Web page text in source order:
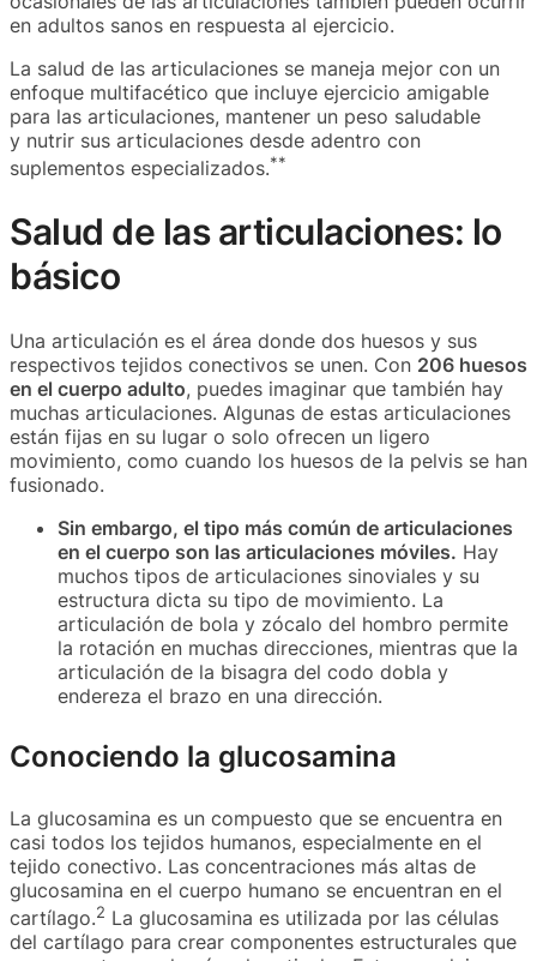
en adultos sanos en respuesta al ejercicio.
La salud de las articulaciones se maneja mejor con un
enfoque multifacético que incluye ejercicio amigable
para las articulaciones, mantener un peso saludable
y nutrir sus articulaciones desde adentro con
suplementos especializados.**
Salud de las articulaciones: lo
básico
Una articulación es el área donde dos huesos y sus
respectivos tejidos conectivos se unen. Con 206 huesos
en el cuerpo adulto, puedes imaginar que también hay
muchas articulaciones. Algunas de estas articulaciones
están fijas en su lugar o solo ofrecen un ligero
movimiento, como cuando los huesos de la pelvis se han
fusionado.
Sin embargo, el tipo más común de articulaciones
en el cuerpo son las articulaciones móviles. Hay
muchos tipos de articulaciones sinoviales y su
estructura dicta su tipo de movimiento. La
articulación de bola y zócalo del hombro permite
la rotación en muchas direcciones, mientras que la
articulación de la bisagra del codo dobla y
endereza el brazo en una dirección.
Conociendo la glucosamina
La glucosamina es un compuesto que se encuentra en
casi todos los tejidos humanos, especialmente en el
tejido conectivo. Las concentraciones más altas de
glucosamina en el cuerpo humano se encuentran en el
cartílago.2 La glucosamina es utilizada por las células
del cartílago para crear componentes estructurales que